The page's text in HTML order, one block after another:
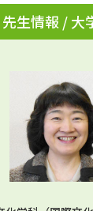
テ
訂
先生情報 / 大